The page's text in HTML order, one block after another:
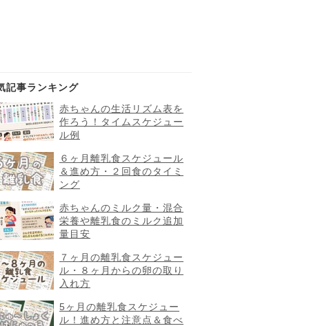
記事ランキング
赤ちゃんの生活リズム表を
作ろう！タイムスケジュー
ル例
６ヶ月離乳食スケジュール
＆進め方・２回食のタイミ
ング
赤ちゃんのミルク量・混合
栄養や離乳食のミルク追加
量目安
７ヶ月の離乳食スケジュー
ル・８ヶ月からの卵の取り
入れ方
5ヶ月の離乳食スケジュー
ル！進め方と注意点＆食べ